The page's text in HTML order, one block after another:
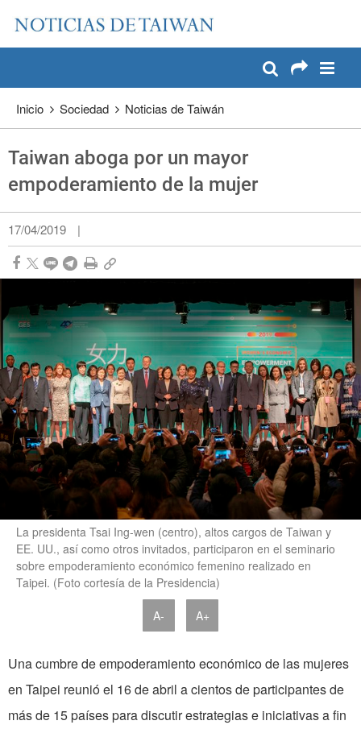
Pase a contenido principal
Inicio Sociedad Noticias de Taiwán
Taiwan aboga por un mayor
empoderamiento de la mujer
17/04/2019 |
La presidenta Tsai Ing-wen (centro), altos cargos de Taiwan y
EE. UU., así como otros invitados, participaron en el seminario
sobre empoderamiento económico femenino realizado en
Taipei. (Foto cortesía de la Presidencia)
A- A+
Una cumbre de empoderamiento económico de las mujeres
en Taipei reunió el 16 de abril a cientos de participantes de
más de 15 países para discutir estrategias e iniciativas a fin